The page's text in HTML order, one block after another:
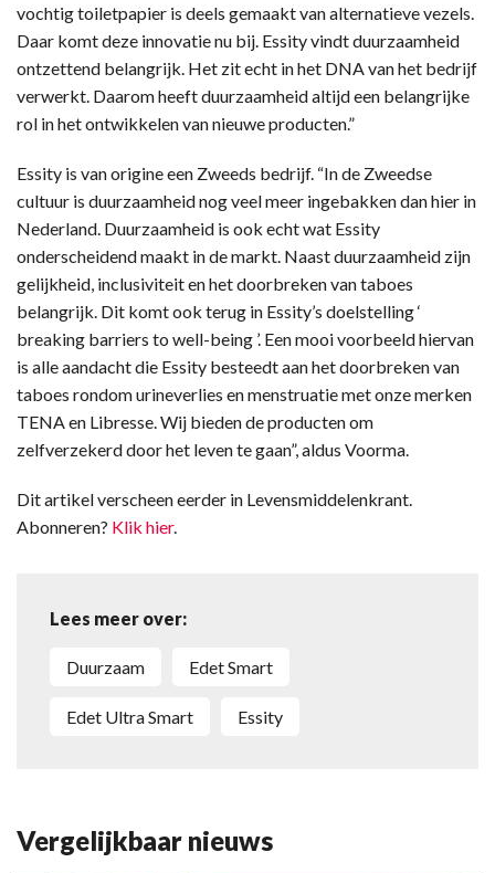
vochtig toiletpapier is deels gemaakt van alternatieve vezels.
Daar komt deze innovatie nu bij. Essity vindt duurzaamheid
ontzettend belangrijk. Het zit echt in het DNA van het bedrijf
verwerkt. Daarom heeft duurzaamheid altijd een belangrijke
rol in het ontwikkelen van nieuwe producten.”
Essity is van origine een Zweeds bedrijf. “In de Zweedse
cultuur is duurzaamheid nog veel meer ingebakken dan hier in
Nederland. Duurzaamheid is ook echt wat Essity
onderscheidend maakt in de markt. Naast duurzaamheid zijn
gelijkheid, inclusiviteit en het doorbreken van taboes
belangrijk. Dit komt ook terug in Essity’s doelstelling ‘
breaking barriers to well-being ’. Een mooi voorbeeld hiervan
is alle aandacht die Essity besteedt aan het doorbreken van
taboes rondom urineverlies en menstruatie met onze merken
TENA en Libresse. Wij bieden de producten om
zelfverzekerd door het leven te gaan”, aldus Voorma.
Dit artikel verscheen eerder in Levensmiddelenkrant.
Abonneren? Klik hier.
Lees meer over:
Duurzaam Edet Smart
Edet Ultra Smart Essity
Vergelijkbaar nieuws